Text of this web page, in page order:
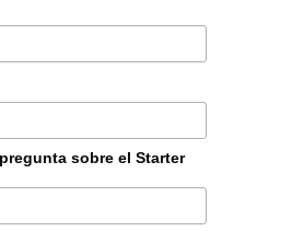
sobre el Starter